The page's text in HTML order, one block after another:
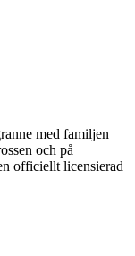
med familjen
och på
officiellt licensierad